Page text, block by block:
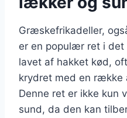
Græskefrikadeller,
er en populær ret i
lavet af hakket kød,
krydret med en række
Denne ret er ikke kun
sund, da den kan